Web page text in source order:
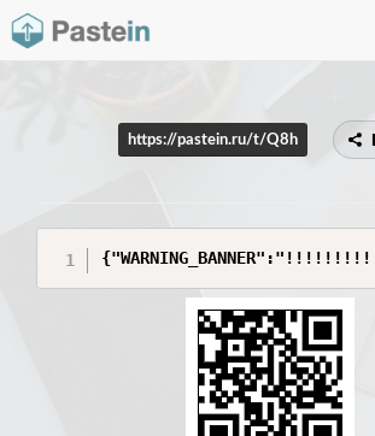
https://pastein.ru/t/Q8h